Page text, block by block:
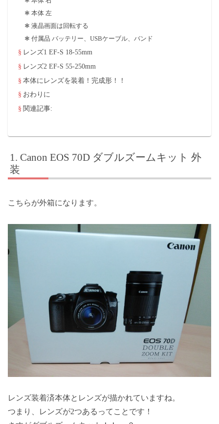
本体 左
液晶画面は回転する
付属品 バッテリー、USBケーブル、バンド
レンズ1 EF-S 18-55mm
レンズ2 EF-S 55-250mm
本体にレンズを装着！完成形！！
おわりに
関連記事:
Canon EOS 70D ダブルズームキット 外
装
こちらが外箱になります。
レンズ装着済本体とレンズが描かれていますね。
つまり、レンズが2つあるってことです！